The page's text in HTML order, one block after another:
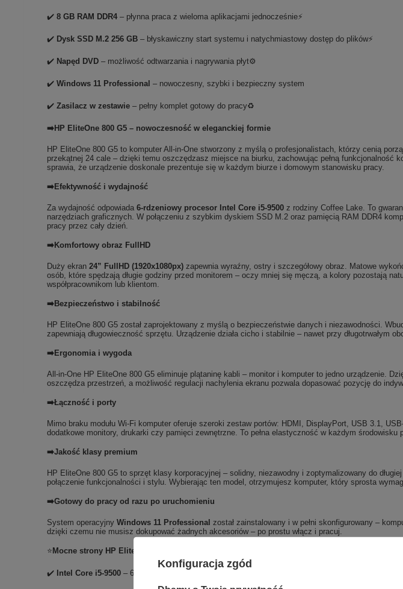
✔️8 GB RAM DDR4 – płynna praca z wieloma aplikacjami jednocześnie⚡
✔️ Dysk SSD M.2 256 GB – błyskawiczny start systemu i natychmiastowy dostęp do plików⚡
✔️ Napęd DVD – możliwość odtwarzania i nagrywania płyt⚙️
✔️Windows 11 Professional – nowoczesny, szybki i bezpieczny system
✔️Zasilacz w zestawie – pełny komplet gotowy do pracy♻️
➡️HP EliteOne 800 G5 – nowoczesność w eleganckiej formie
HP EliteOne 800 G5 to komputer All-in-One stworzony z myślą o profesjonalistach, którzy cenią
przekątnej 24 cale – dzięki temu oszczędzasz miejsce na biurku, zachowując pełną
sprawia, że urządzenie doskonale prezentuje się w każdym biurze i domowym stanowisku pracy.
➡️Efektywność i wydajność
Za wydajność odpowiada6-rdzeniowy procesor Intel Core i5-9500 z rodziny Coffee Lake. To
narzędziach graficznych. W połączeniu z szybkim dyskiem SSD M.2 oraz pamięcią RAM DDR4
pracy przez cały dzień.
➡️Komfortowy obraz FullHD
Duży ekran24” FullHD (1920x1080px) zapewnia wyraźny, ostry i szczegółowy obraz. Matowe
osób, które spędzają długie godziny przed monitorem – oczy mniej się męczą, a kolory pozostają
współpracownikom lub klientom.
➡️Bezpieczeństwo i stabilność
HP EliteOne 800 G5 został zaprojektowany z myślą o bezpieczeństwie danych i niezawodności.
zapewniają długowieczność sprzętu. Urządzenie działa cicho i stabilnie – nawet przy długotrwałym
➡️Ergonomia i wygoda
All-in-One HP EliteOne 800 G5 eliminuje plątaninę kabli – monitor i komputer to jedno urządzenie.
oszczędza przestrzeń, a możliwość regulacji nachylenia ekranu pozwala dopasować pozycję do
➡️Łączność i porty
Mimo braku modułu Wi-Fi komputer oferuje szeroki zestaw portów: HDMI, DisplayPort, USB 3.1,
dodatkowe monitory, drukarki czy pamięci zewnętrzne. To pełna elastyczność w każdym środowisku
➡️Jakość klasy premium
HP EliteOne 800 G5 to sprzęt klasy korporacyjnej – solidny, niezawodny i zoptymalizowany do
połączenie funkcjonalności i stylu. Wybierając ten model, otrzymujesz komputer, który sprosta
➡️Gotowy do pracy od razu po uruchomieniu
System operacyjnyWindows 11 Professional został zainstalowany i w pełni skonfigurowany –
dzięki czemu nie musisz dokupować żadnych akcesoriów – po prostu włącz i pracuj.
⭐ Mocne strony HP EliteOne 800 G5
✔️ Intel Core i5-9500 – 6-rdzeniowy procesor, szybki i energooszczędny
Konfiguracja zgód